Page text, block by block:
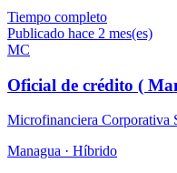
Tiempo completo
Publicado hace 2 mes(es)
MC
Oficial de crédito (
Microfinanciera Corporativa
Managua · Híbrido